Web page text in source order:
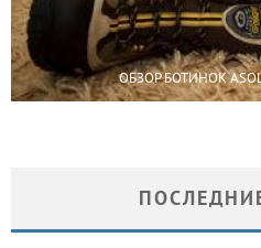
ОБЗОР БОТИНОК